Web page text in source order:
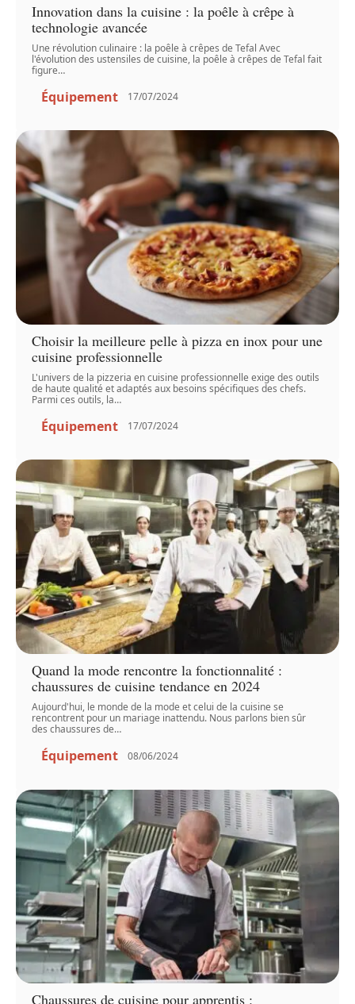
Innovation dans la cuisine : la poêle à crêpe à
technologie avancée
Une révolution culinaire : la poêle à crêpes de Tefal Avec
l'évolution des ustensiles de cuisine, la poêle à crêpes de Tefal fait
figure…
Équipement 17/07/2024
Choisir la meilleure pelle à pizza en inox pour une
cuisine professionnelle
L'univers de la pizzeria en cuisine professionnelle exige des outils
de haute qualité et adaptés aux besoins spécifiques des chefs.
Parmi ces outils, la…
Équipement 17/07/2024
Quand la mode rencontre la fonctionnalité :
chaussures de cuisine tendance en 2024
Aujourd'hui, le monde de la mode et celui de la cuisine se
rencontrent pour un mariage inattendu. Nous parlons bien sûr
des chaussures de…
Équipement 08/06/2024
Chaussures de cuisine pour apprentis :